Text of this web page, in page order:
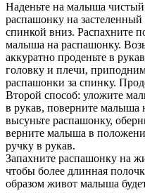
Наденьте на малыша
распашонку на
спинкой вниз. Распахните
малыша на распашонку.
аккуратно проденьте в
головку и плечи,
распашонки за спинку.
Второй способ: уложите
в рукав, поверните малыша
высуньте распашонку,
верните малыша в
ручку в рукав.
Запахните распашонку на
чтобы более длинная
образом живот малыша